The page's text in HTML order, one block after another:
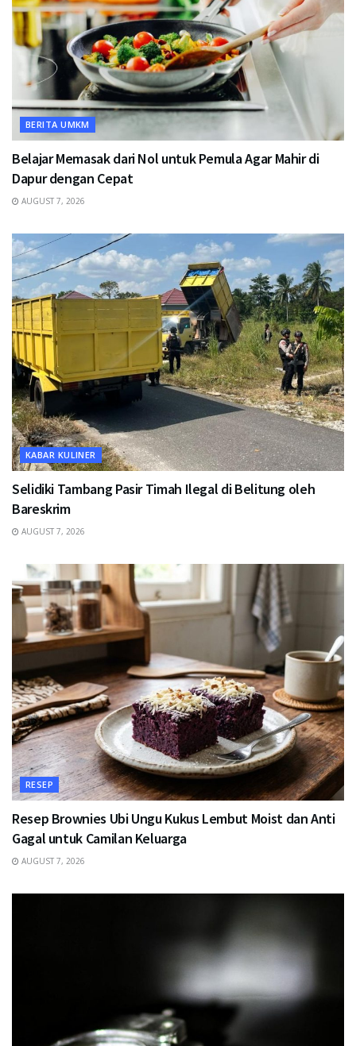
BERITA UMKM
Belajar Memasak dari Nol untuk Pemula Agar Mahir di
Dapur dengan Cepat
AUGUST 7, 2026
KABAR KULINER
Selidiki Tambang Pasir Timah Ilegal di Belitung oleh
Bareskrim
AUGUST 7, 2026
RESEP
Resep Brownies Ubi Ungu Kukus Lembut Moist dan Anti
Gagal untuk Camilan Keluarga
AUGUST 7, 2026